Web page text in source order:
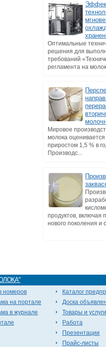
Оптимальные
решения для
требований
регламента на
Мировое
молока
приростом 1,5 % в
Производс...
продуктов, включая
нового поколения и
номеров
на портале
в журнале
Каталог
Доска
Товары и услуги
Работа
Презентации
Прайс-листы